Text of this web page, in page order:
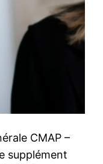
CMAP –
supplément